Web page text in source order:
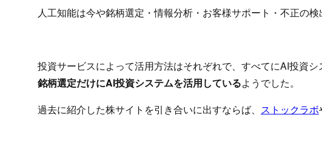
人工知能は今や銘柄選定・情報分析・お客様サポート・不正の検
投資サービスによって活用方法はそれぞれで、すべてにAI投資
銘柄選定だけにAI投資システムを活用しているようでした。
過去に紹介した株サイトを引き合いに出すならば、 ストックラボ